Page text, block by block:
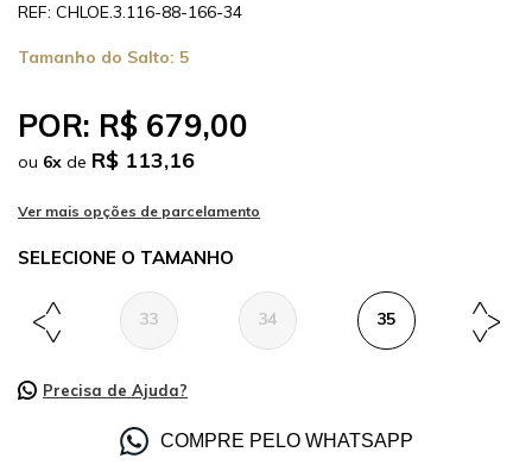
CHLOE.3.116-88-166-34
Tamanho do Salto: 5
POR: R$ 679,00
ou 6x de R$ 113,16
TAMANHO
33 34 35 36
Precisa de Ajuda?
COMPRE PELO WHATSAPP